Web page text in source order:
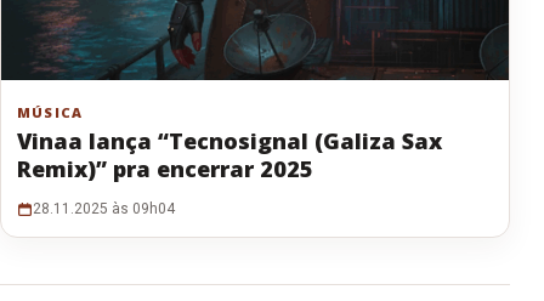
MÚSICA
Vinaa lança “Tecnosignal (Galiza Sax
Remix)” pra encerrar 2025
28.11.2025 às 09h04